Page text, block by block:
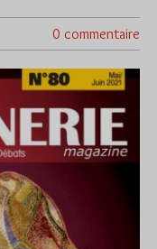
0 commentaire